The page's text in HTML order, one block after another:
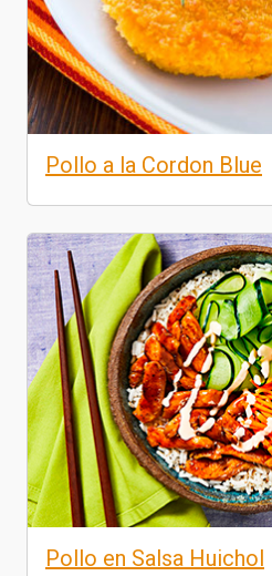
Pollo a la Cordon Blue
Pollo en Salsa Huichol